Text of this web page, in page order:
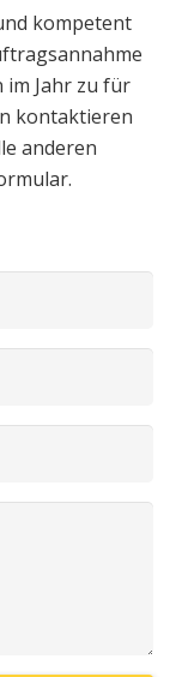
kompetent
anderen